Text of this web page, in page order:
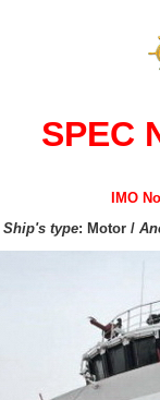
SPEC
IMO
Ship's type: Motor /